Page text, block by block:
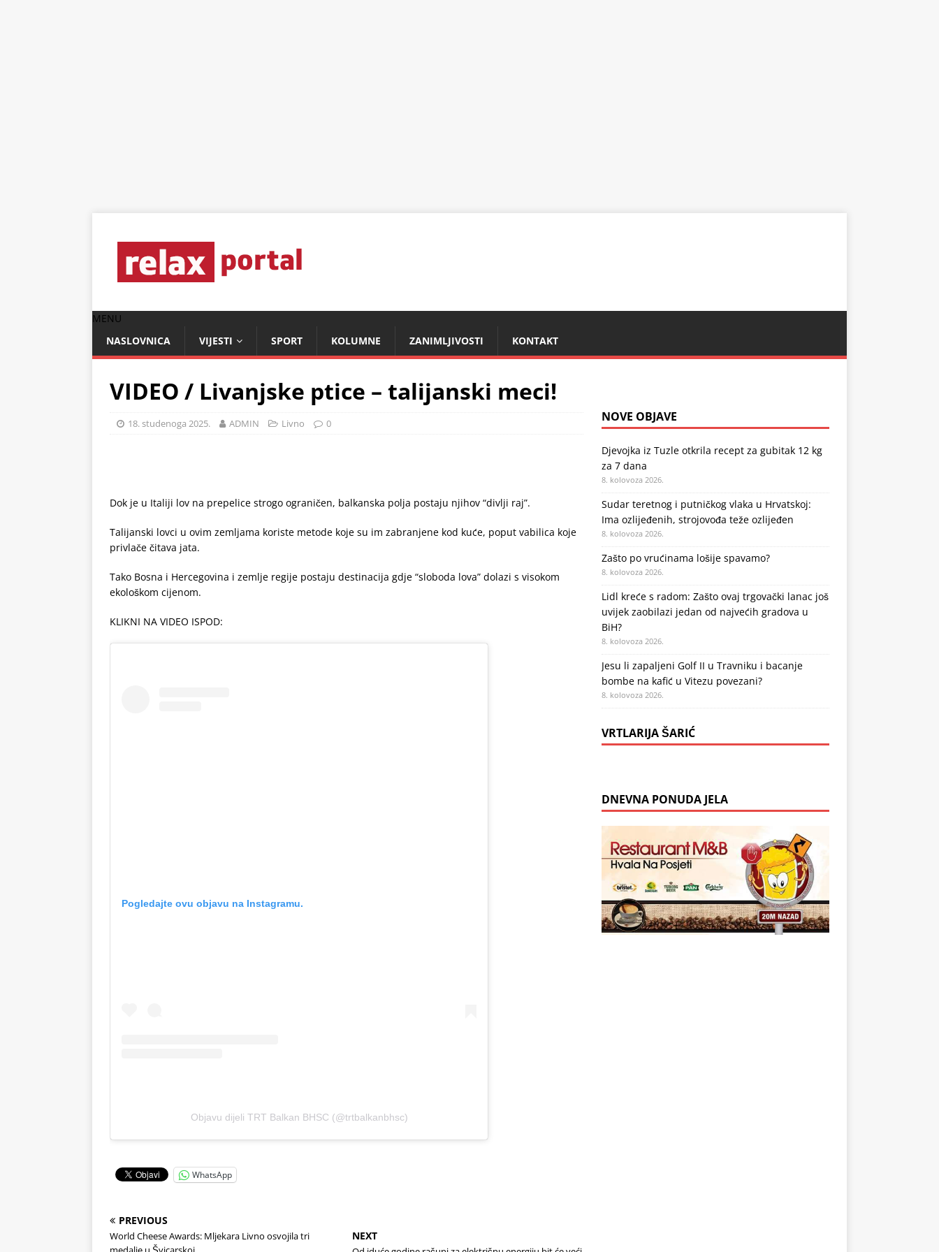
MENU
NASLOVNICA
VIJESTI SPORT KOLUMNE ZANIMLJIVOSTI KONTAKT
VIDEO / Livanjske ptice – talijanski meci!
18. studenoga 2025. ADMIN Livno 0
Dok je u Italiji lov na prepelice strogo ograničen, balkanska polja postaju njihov “divlji raj”.
Talijanski lovci u ovim zemljama koriste metode koje su im zabranjene kod kuće, poput vabilica koje
privlače čitava jata.
Tako Bosna i Hercegovina i zemlje regije postaju destinacija gdje “sloboda lova” dolazi s visokom
ekološkom cijenom.
KLIKNI NA VIDEO ISPOD:
Pogledajte ovu objavu na Instagramu.
Objavu dijeli TRT Balkan BHSC (@trtbalkanbhsc)
WhatsApp
PREVIOUS
World Cheese Awards: Mljekara Livno osvojila tri
NEXT
NOVE OBJAVE
Djevojka iz Tuzle otkrila recept za gubitak 12 kg
za 7 dana
8. kolovoza 2026.
Sudar teretnog i putničkog vlaka u Hrvatskoj:
Ima ozlijeđenih, strojovođa teže ozlijeđen
8. kolovoza 2026.
Zašto po vrućinama lošije spavamo?
8. kolovoza 2026.
Lidl kreće s radom: Zašto ovaj trgovački lanac još
uvijek zaobilazi jedan od najvećih gradova u
BiH?
8. kolovoza 2026.
Jesu li zapaljeni Golf II u Travniku i bacanje
bombe na kafić u Vitezu povezani?
8. kolovoza 2026.
VRTLARIJA ŠARIĆ
DNEVNA PONUDA JELA